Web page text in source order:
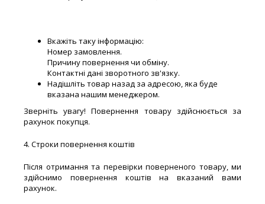
Вкажіть таку інформацію:
Номер замовлення.
Причину повернення чи обміну.
Контактні дані зворотного зв'язку.
Надішліть товар назад за адресою, яка буде
вказана нашим менеджером.
Зверніть увагу! Повернення товару здійснюється за
рахунок покупця.
4. Строки повернення коштів
Після отримання та перевірки поверненого товару, ми
здійснимо повернення коштів на вказаний вами
рахунок.